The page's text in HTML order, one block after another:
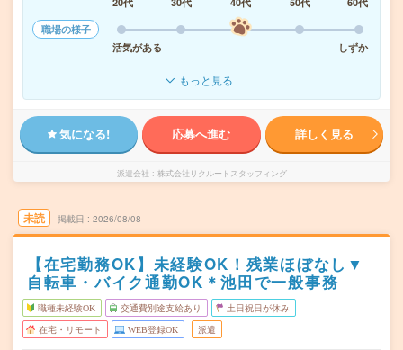
職場の様子
活気がある
しずか
もっと見る
気になる! 応募へ進む 詳しく見る
派遣会社 株式会社リクルートスタッフィング
未読 掲載日 2026/08/08
【在宅勤務OK】未経験OK！残業ほぼなし▼
自転車・バイク通勤OK＊池田で一般事務
職種未経験OK 交通費別途支給あり 土日祝日が休み
在宅・リモート WEB登録OK 派遣